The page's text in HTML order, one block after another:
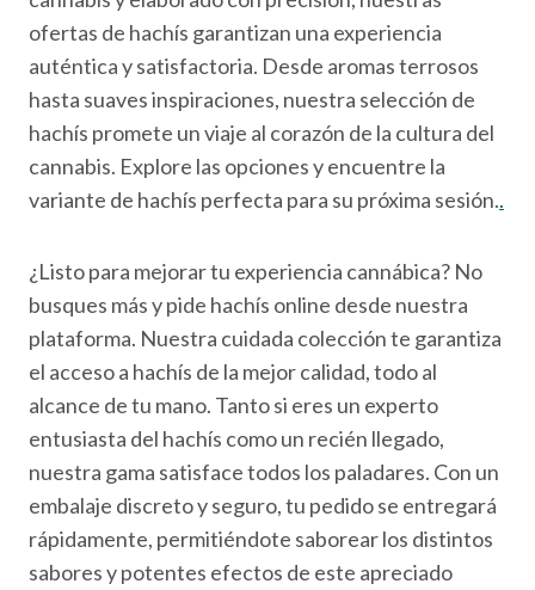
ofertas de hachís garantizan una experiencia
auténtica y satisfactoria. Desde aromas terrosos
hasta suaves inspiraciones, nuestra selección de
hachís promete un viaje al corazón de la cultura del
cannabis. Explore las opciones y encuentre la
variante de hachís perfecta para su próxima sesión..
¿Listo para mejorar tu experiencia cannábica? No
busques más y pide hachís online desde nuestra
plataforma. Nuestra cuidada colección te garantiza
el acceso a hachís de la mejor calidad, todo al
alcance de tu mano. Tanto si eres un experto
entusiasta del hachís como un recién llegado,
nuestra gama satisface todos los paladares. Con un
embalaje discreto y seguro, tu pedido se entregará
rápidamente, permitiéndote saborear los distintos
sabores y potentes efectos de este apreciado